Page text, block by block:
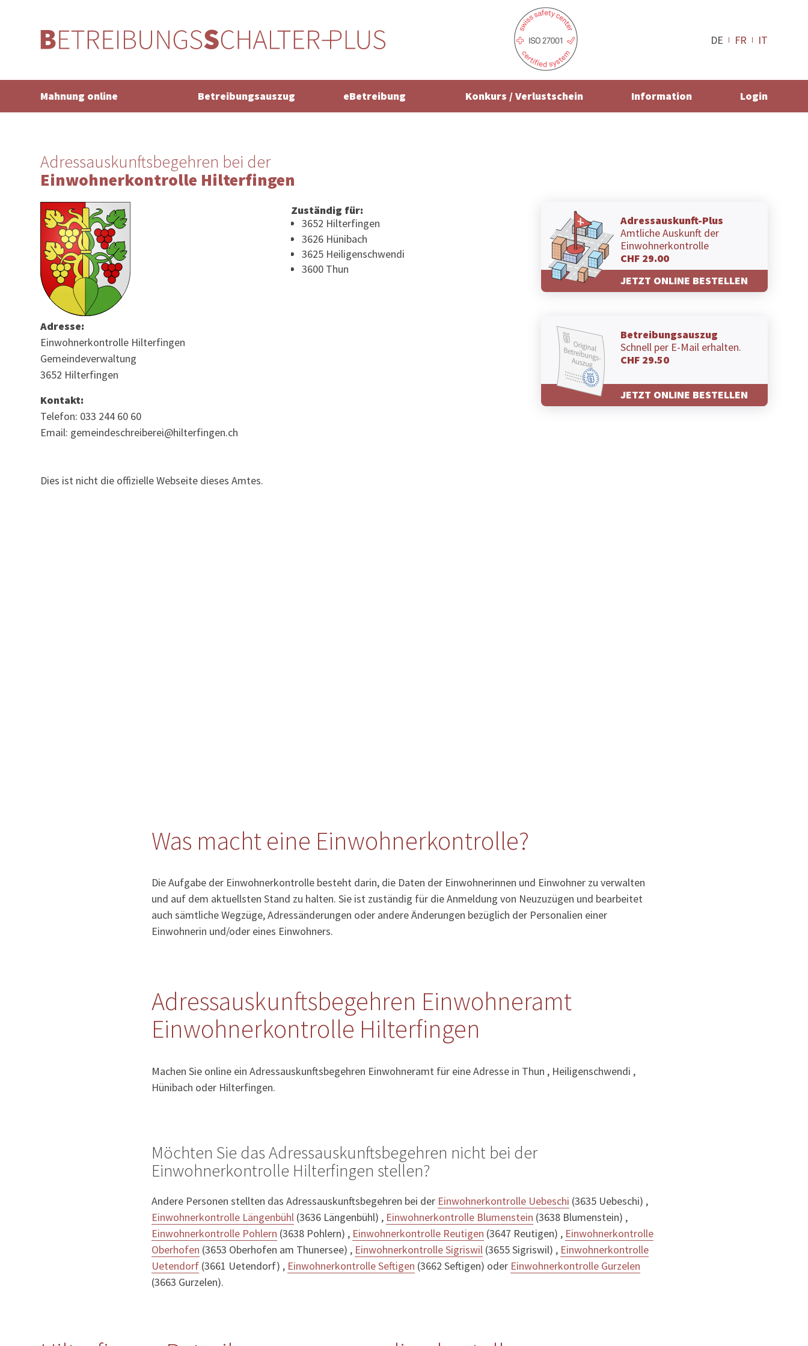
DE FR IT
Mahnung online Betreibungsauszug eBetreibung Konkurs / Verlustschein Information Login
Adressauskunftsbegehren bei der
Einwohnerkontrolle Hilterfingen
Adresse:
Einwohnerkontrolle Hilterfingen
Gemeindeverwaltung
3652 Hilterfingen
Kontakt:
Telefon: 033 244 60 60
Email: gemeindeschreiberei@hilterfingen.ch
Zuständig für:
3652 Hilterfingen
3626 Hünibach
3625 Heiligenschwendi
3600 Thun
Adressauskunft-Plus
Amtliche Auskunft der
Einwohnerkontrolle
CHF 29.00
JETZT ONLINE BESTELLEN
Betreibungsauszug
Schnell per E-Mail erhalten.
CHF 29.50
JETZT ONLINE BESTELLEN
Dies ist nicht die offizielle Webseite dieses Amtes.
Was macht eine Einwohnerkontrolle?
Die Aufgabe der Einwohnerkontrolle besteht darin, die Daten der Einwohnerinnen und Einwohner zu verwalten
und auf dem aktuellsten Stand zu halten. Sie ist zuständig für die Anmeldung von Neuzuzügen und bearbeitet
auch sämtliche Wegzüge, Adressänderungen oder andere Änderungen bezüglich der Personalien einer
Einwohnerin und/oder eines Einwohners.
Adressauskunftsbegehren Einwohneramt
Einwohnerkontrolle Hilterfingen
Machen Sie online ein Adressauskunftsbegehren Einwohneramt für eine Adresse in Thun , Heiligenschwendi ,
Hünibach oder Hilterfingen.
Möchten Sie das Adressauskunftsbegehren nicht bei der
Einwohnerkontrolle Hilterfingen stellen?
Andere Personen stellten das Adressauskunftsbegehren bei der Einwohnerkontrolle Uebeschi (3635 Uebeschi) ,
Einwohnerkontrolle Längenbühl (3636 Längenbühl) , Einwohnerkontrolle Blumenstein (3638 Blumenstein) ,
Einwohnerkontrolle Pohlern (3638 Pohlern) , Einwohnerkontrolle Reutigen (3647 Reutigen) , Einwohnerkontrolle
Oberhofen (3653 Oberhofen am Thunersee) , Einwohnerkontrolle Sigriswil (3655 Sigriswil) , Einwohnerkontrolle
Uetendorf (3661 Uetendorf) , Einwohnerkontrolle Seftigen (3662 Seftigen) oder Einwohnerkontrolle Gurzelen
(3663 Gurzelen).